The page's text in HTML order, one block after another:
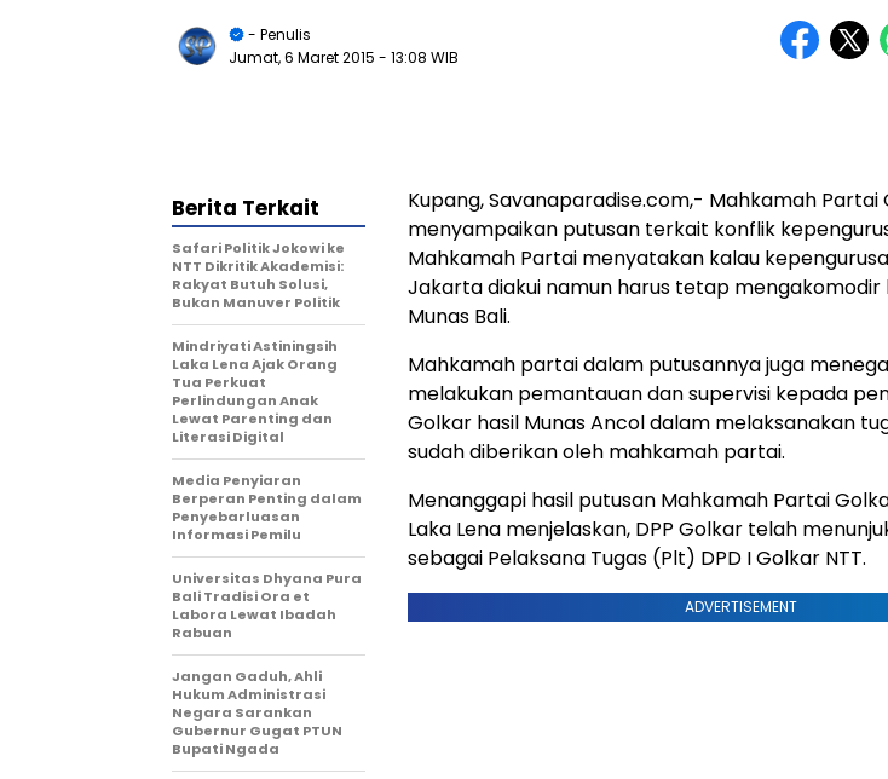
- Penulis
Jumat, 6 Maret 2015 - 13:08 WIB
Kupang, Savanaparadise.com,- Mahkamah Partai
menyampaikan putusan terkait konflik
Mahkamah Partai menyatakan kalau
Jakarta diakui namun harus tetap mengakomodir
Munas Bali.
Mahkamah partai dalam putusannya juga
melakukan pemantauan dan supervisi kepada
Golkar hasil Munas Ancol dalam melaksanakan
sudah diberikan oleh mahkamah partai.
Menanggapi hasil putusan Mahkamah Partai
Laka Lena menjelaskan, DPP Golkar telah
sebagai Pelaksana Tugas (Plt) DPD I Golkar NTT.
ADVERTISEMENT
Berita Terkait
Safari Politik Jokowi ke
NTT Dikritik Akademisi:
Rakyat Butuh Solusi,
Bukan Manuver Politik
Mindriyati Astiningsih
Laka Lena Ajak Orang
Tua Perkuat
Perlindungan Anak
Lewat Parenting dan
Literasi Digital
Media Penyiaran
Berperan Penting dalam
Penyebarluasan
Informasi Pemilu
Universitas Dhyana Pura
Bali Tradisi Ora et
Labora Lewat Ibadah
Rabuan
Jangan Gaduh, Ahli
Hukum Administrasi
Negara Sarankan
Gubernur Gugat PTUN
Bupati Ngada